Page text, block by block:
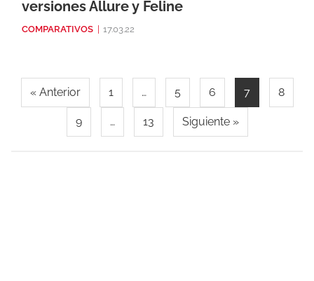
versiones Allure y Feline
COMPARATIVOS 17.03.22
« Anterior 1 … 5 6 7 8
9 … 13 Siguiente »